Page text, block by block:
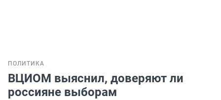
ПОЛИТИКА
ВЦИОМ выяснил, доверяют ли
россияне выборам